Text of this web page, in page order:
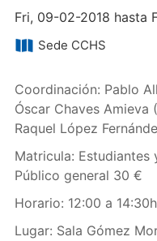
Fri, 09-02-2018 hasta
Sede CCHS
Coordinación: Pablo
Óscar Chaves Amieva
Raquel López
Matricula: Estudiantes
Público general 30 €
Horario: 12:00 a
Lugar: Sala Gómez